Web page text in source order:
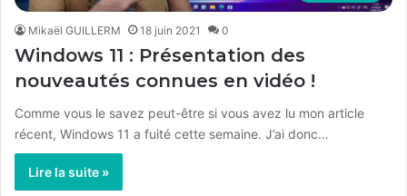
Mikaël GUILLERM 18 juin 2021 0
Windows 11 : Présentation des
nouveautés connues en vidéo !
Comme vous le savez peut-être si vous avez lu mon article
récent, Windows 11 a fuité cette semaine. J’ai donc…
Lire la suite »